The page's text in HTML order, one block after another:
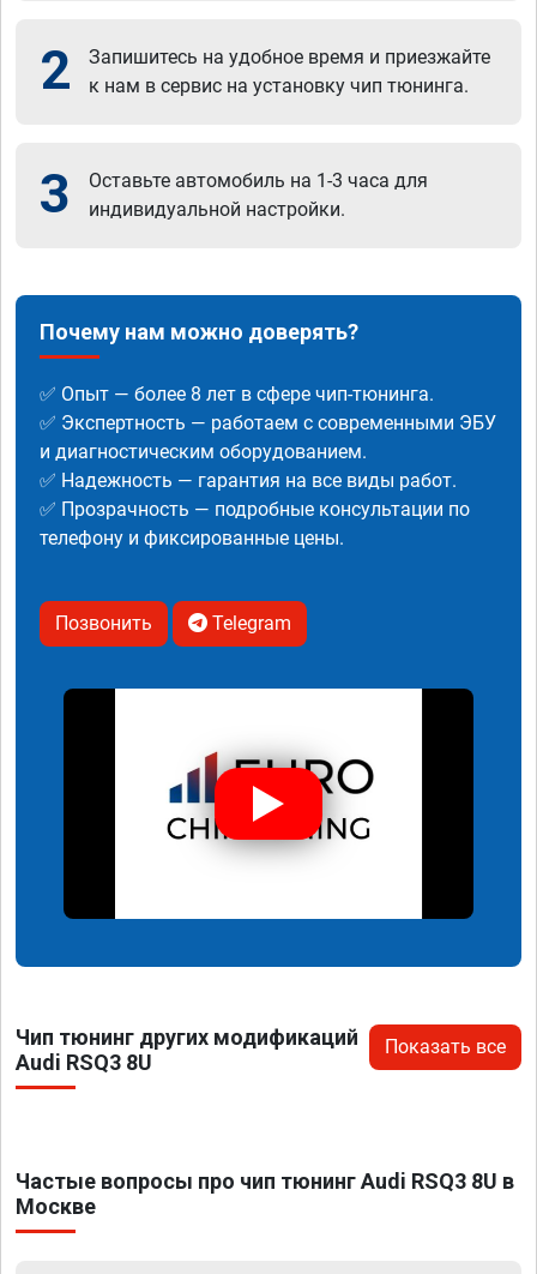
2
Запишитесь на удобное время и приезжайте
к нам в сервис на установку чип тюнинга.
3
Оставьте автомобиль на 1-3 часа для
индивидуальной настройки.
Почему нам можно доверять?
✅ Опыт — более 8 лет в сфере чип-тюнинга.
✅ Экспертность — работаем с современными ЭБУ
и диагностическим оборудованием.
✅ Надежность — гарантия на все виды работ.
✅ Прозрачность — подробные консультации по
телефону и фиксированные цены.
Позвонить Telegram
Чип тюнинг других модификаций
Audi RSQ3 8U
Показать все
Частые вопросы про чип тюнинг Audi RSQ3 8U в
Москве